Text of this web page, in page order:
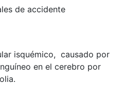
de accidente
isquémico, causado por
en el cerebro por